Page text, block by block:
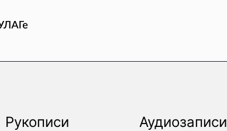
Рукописи Аудиозаписи